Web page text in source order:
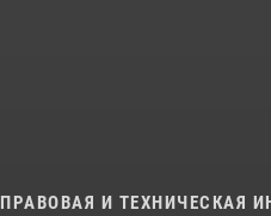
ПРАВОВАЯ И ТЕХНИЧЕСКАЯ